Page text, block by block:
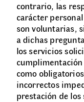
contrario, las
carácter
son voluntarias,
a dichas
los servicios
como
incorrectos
prestación de